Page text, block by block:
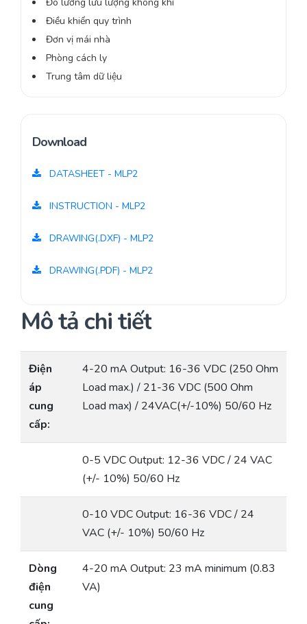
Điều khiển quy trình
Đơn vị mái nhà
Phòng cách ly
Trung tâm dữ liệu
Download
DATASHEET - MLP2
INSTRUCTION - MLP2
DRAWING(.DXF) - MLP2
DRAWING(.PDF) - MLP2
Mô tả chi tiết
Điện
áp
cung
cấp:
4-20 mA Output: 16-36 VDC (250 Ohm
Load max.) / 21-36 VDC (500 Ohm
Load max) / 24VAC(+/-10%) 50/60 Hz
0-5 VDC Output: 12-36 VDC / 24 VAC
(+/- 10%) 50/60 Hz
0-10 VDC Output: 16-36 VDC / 24
VAC (+/- 10%) 50/60 Hz
Dòng
điện
cung
4-20 mA Output: 23 mA minimum (0.83
VA)